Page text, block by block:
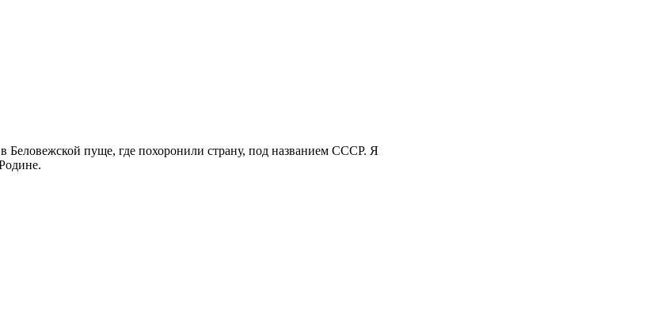
Беловежской пуще, где похоронили страну, под названием СССР. Я